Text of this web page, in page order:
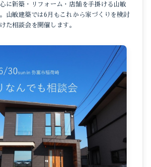
に新築・リフォーム・店舗を手掛ける山敏
山敏建築では6月もこれから家づくりを検討
た相談会を開催します。